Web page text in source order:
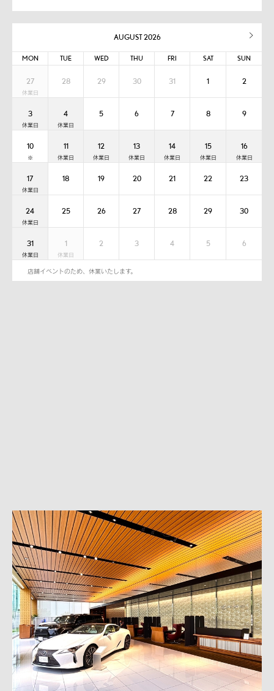
AUGUST 2026
MON TUE WED THU FRI SAT SUN
27 28 29 30 31 1 2
3 4 5 6 7 8 9
10 11 12 13 14 15 16
17 18 19 20 21 22 23
24 25 26 27 28 29 30
31 1 2 3 4 5 6
店舗イベントのため、休業いたします。